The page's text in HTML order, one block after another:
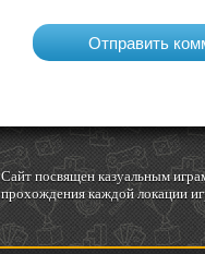
Cайт посвящен казуальным
прохождения каждой локации